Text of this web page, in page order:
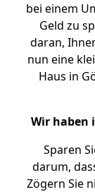
bei einem
Geld zu
daran,
nun eine
Haus in
Wir haben
Sparen
darum,
Zögern Sie